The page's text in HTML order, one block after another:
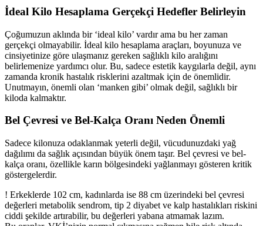
İdeal Kilo Hesaplama Gerçekçi Hedefler Belirleyin
Çoğumuzun aklında bir ‘ideal kilo’ vardır ama bu her zaman
gerçekçi olmayabilir. İdeal kilo hesaplama araçları, boyunuza ve
cinsiyetinize göre ulaşmanız gereken sağlıklı kilo aralığını
belirlemenize yardımcı olur. Bu, sadece estetik kaygılarla değil, aynı
zamanda kronik hastalık risklerini azaltmak için de önemlidir.
Unutmayın, önemli olan ‘manken gibi’ olmak değil, sağlıklı bir
kiloda kalmaktır.
Bel Çevresi ve Bel-Kalça Oranı Neden Önemli
Sadece kilonuza odaklanmak yeterli değil, vücudunuzdaki yağ
dağılımı da sağlık açısından büyük önem taşır. Bel çevresi ve bel-
kalça oranı, özellikle karın bölgesindeki yağlanmayı gösteren kritik
göstergelerdir.
! Erkeklerde 102 cm, kadınlarda ise 88 cm üzerindeki bel çevresi
değerleri metabolik sendrom, tip 2 diyabet ve kalp hastalıkları riskini
ciddi şekilde artırabilir, bu değerleri yabana atmamak lazım.